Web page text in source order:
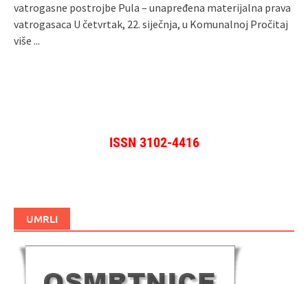
vatrogasne postrojbe Pula – unapređena materijalna prava
vatrogasaca U četvrtak, 22. siječnja, u Komunalnoj Pročitaj
više ...
ISSN 3102-4416
UMRLI